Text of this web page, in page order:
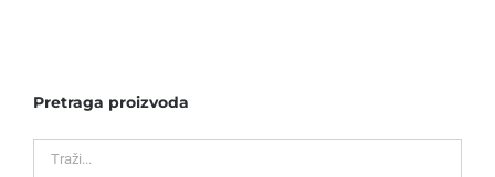
Pretraga proizvoda